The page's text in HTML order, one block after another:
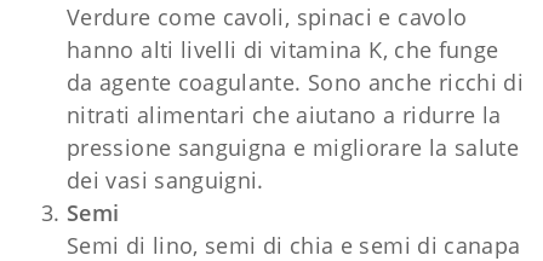
Verdure come cavoli, spinaci e cavolo
hanno alti livelli di vitamina K, che funge
da agente coagulante. Sono anche ricchi di
nitrati alimentari che aiutano a ridurre la
pressione sanguigna e migliorare la salute
dei vasi sanguigni.
Semi
Semi di lino, semi di chia e semi di canapa